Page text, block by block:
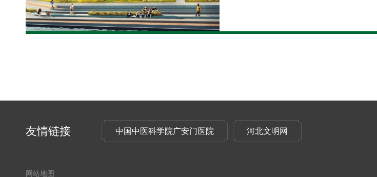
友情链接 中国中医科学院广安门医院 河北文明网
网站地图